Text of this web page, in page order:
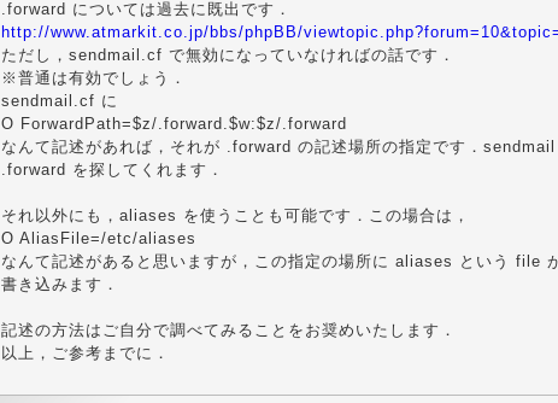
.forward については過去に既出です．
http://www.atmarkit.co.jp/bbs/phpBB/
ただし，sendmail.cf で無効になっていなければの話です．
※普通は有効でしょう．
sendmail.cf に
O ForwardPath=$z/.forward.$w:$z/.forward
なんて記述があれば，それが .forward の記述場所の指定です．
.forward を探してくれます．
それ以外にも，aliases を使うことも可能です．この場合は，
O AliasFile=/etc/aliases
なんて記述があると思いますが，この指定の場所に aliases という file
書き込みます．
記述の方法はご自分で調べてみることをお奨めいたします．
以上，ご参考までに．